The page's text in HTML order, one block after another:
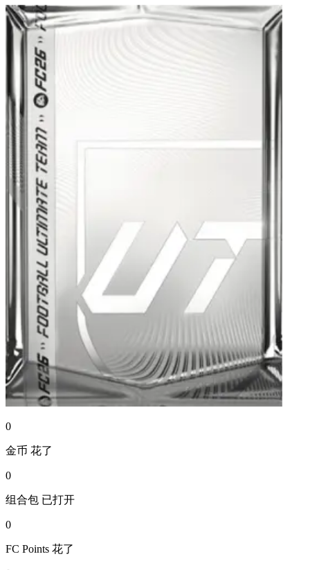
0
金币 花了
0
组合包 已打开
0
FC Points 花了